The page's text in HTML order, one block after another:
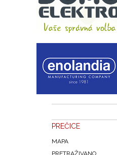
PREČICE
MAPA
PRETRAŽIVANO